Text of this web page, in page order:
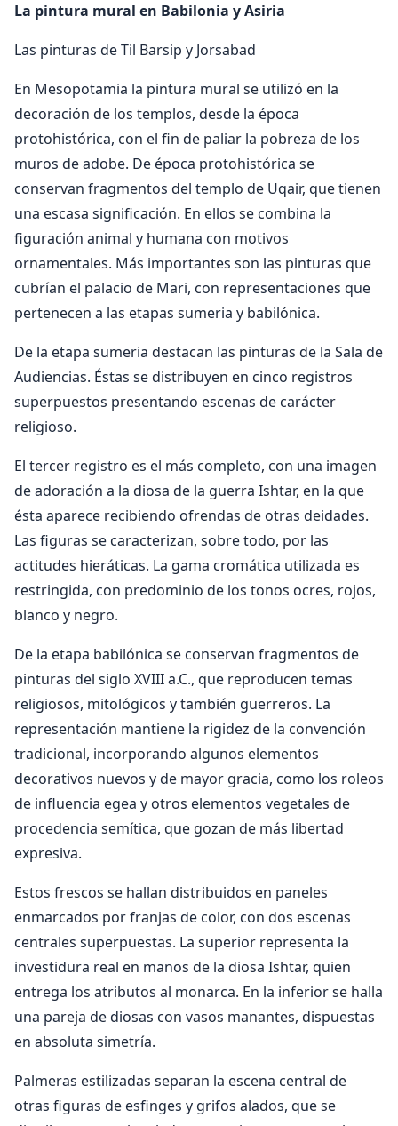
La pintura mural en Babilonia y Asiria
Las pinturas de Til Barsip y Jorsabad
En Mesopotamia la pintura mural se utilizó en la
decoración de los templos, desde la época
protohistórica, con el fin de paliar la pobreza de los
muros de adobe. De época protohistórica se
conservan fragmentos del templo de Uqair, que tienen
una escasa significación. En ellos se combina la
figuración animal y humana con motivos
ornamentales. Más importantes son las pinturas que
cubrían el palacio de Mari, con representaciones que
pertenecen a las etapas sumeria y babilónica.
De la etapa sumeria destacan las pinturas de la Sala de
Audiencias. Éstas se distribuyen en cinco registros
superpuestos presentando escenas de carácter
religioso.
El tercer registro es el más completo, con una imagen
de adoración a la diosa de la guerra Ishtar, en la que
ésta aparece recibiendo ofrendas de otras deidades.
Las figuras se caracterizan, sobre todo, por las
actitudes hieráticas. La gama cromática utilizada es
restringida, con predominio de los tonos ocres, rojos,
blanco y negro.
De la etapa babilónica se conservan fragmentos de
pinturas del siglo XVIII a.C., que reproducen temas
religiosos, mitológicos y también guerreros. La
representación mantiene la rigidez de la convención
tradicional, incorporando algunos elementos
decorativos nuevos y de mayor gracia, como los roleos
de influencia egea y otros elementos vegetales de
procedencia semítica, que gozan de más libertad
expresiva.
Estos frescos se hallan distribuidos en paneles
enmarcados por franjas de color, con dos escenas
centrales superpuestas. La superior representa la
investidura real en manos de la diosa Ishtar, quien
entrega los atributos al monarca. En la inferior se halla
una pareja de diosas con vasos manantes, dispuestas
en absoluta simetría.
Palmeras estilizadas separan la escena central de
otras figuras de esfinges y grifos alados, que se